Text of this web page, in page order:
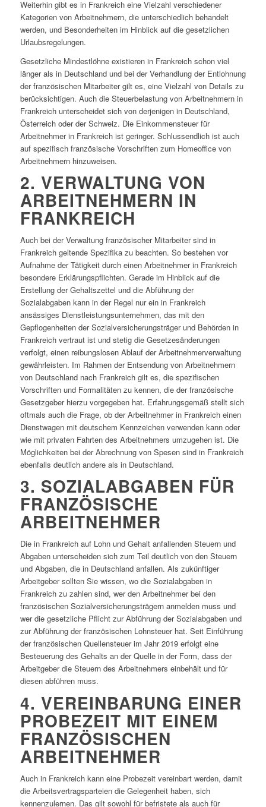
Weiterhin gibt es in Frankreich eine Vielzahl verschiedener
Kategorien von Arbeitnehmern, die unterschiedlich behandelt
werden, und Besonderheiten im Hinblick auf die gesetzlichen
Urlaubsregelungen.
Gesetzliche Mindestlöhne existieren in Frankreich schon viel
länger als in Deutschland und bei der Verhandlung der Entlohnung
der französischen Mitarbeiter gilt es, eine Vielzahl von Details zu
berücksichtigen. Auch die Steuerbelastung von Arbeitnehmern in
Frankreich unterscheidet sich von derjenigen in Deutschland,
Österreich oder der Schweiz. Die Einkommensteuer für
Arbeitnehmer in Frankreich ist geringer. Schlussendlich ist auch
auf spezifisch französische Vorschriften zum Homeoffice von
Arbeitnehmern hinzuweisen.
2. VERWALTUNG VON
ARBEITNEHMERN IN
FRANKREICH
Auch bei der Verwaltung französischer Mitarbeiter sind in
Frankreich geltende Spezifika zu beachten. So bestehen vor
Aufnahme der Tätigkeit durch einen Arbeitnehmer in Frankreich
besondere Erklärungspflichten. Gerade im Hinblick auf die
Erstellung der Gehaltszettel und die Abführung der
Sozialabgaben kann in der Regel nur ein in Frankreich
ansässiges Dienstleistungsunternehmen, das mit den
Gepflogenheiten der Sozialversicherungsträger und Behörden in
Frankreich vertraut ist und stetig die Gesetzesänderungen
verfolgt, einen reibungslosen Ablauf der Arbeitnehmerverwaltung
gewährleisten. Im Rahmen der Entsendung von Arbeitnehmern
von Deutschland nach Frankreich gilt es, die spezifischen
Vorschriften und Formalitäten zu kennen, die der französische
Gesetzgeber hierzu vorgegeben hat. Erfahrungsgemäß stellt sich
oftmals auch die Frage, ob der Arbeitnehmer in Frankreich einen
Dienstwagen mit deutschem Kennzeichen verwenden kann oder
wie mit privaten Fahrten des Arbeitnehmers umzugehen ist. Die
Möglichkeiten bei der Abrechnung von Spesen sind in Frankreich
ebenfalls deutlich andere als in Deutschland.
3. SOZIALABGABEN FÜR
FRANZÖSISCHE
ARBEITNEHMER
Die in Frankreich auf Lohn und Gehalt anfallenden Steuern und
Abgaben unterscheiden sich zum Teil deutlich von den Steuern
und Abgaben, die in Deutschland anfallen. Als zukünftiger
Arbeitgeber sollten Sie wissen, wo die Sozialabgaben in
Frankreich zu zahlen sind, wer den Arbeitnehmer bei den
französischen Sozialversicherungsträgern anmelden muss und
wer die gesetzliche Pflicht zur Abführung der Sozialabgaben und
zur Abführung der französischen Lohnsteuer hat. Seit Einführung
der französischen Quellensteuer im Jahr 2019 erfolgt eine
Besteuerung des Gehalts an der Quelle in der Form, dass der
Arbeitgeber die Steuern des Arbeitnehmers einbehält und für
diesen abführen muss.
4. VEREINBARUNG EINER
PROBEZEIT MIT EINEM
FRANZÖSISCHEN
ARBEITNEHMER
Auch in Frankreich kann eine Probezeit vereinbart werden, damit
die Arbeitsvertragsparteien die Gelegenheit haben, sich
kennenzulernen. Das gilt sowohl für befristete als auch für